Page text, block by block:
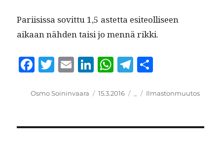
Pari­i­sis­sa sovit­tu 1,5 astet­ta esi­te­ol­liseen
aikaan näh­den taisi jo men­nä rikki.
Fa
bo
T
tte
E
ail
Li
ed
W
ts
pp
Te
gr
m
re
Kirjoittaja
Osmo Soininvaara Julkaistu
15.3.2016 Kategoriat
Avainsanat
Ilmastonmuutos